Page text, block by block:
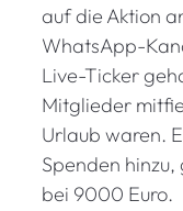
auf die Aktion
WhatsApp-
Live-Ticker
Mitglieder
Urlaub waren.
Spenden
bei 9000 Euro.